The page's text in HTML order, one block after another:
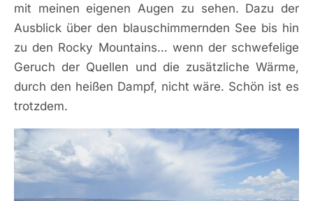
mit meinen eigenen Augen zu sehen. Dazu der
Ausblick über den blauschimmernden See bis hin
zu den Rocky Mountains… wenn der schwefelige
Geruch der Quellen und die zusätzliche Wärme,
durch den heißen Dampf, nicht wäre. Schön ist es
trotzdem.